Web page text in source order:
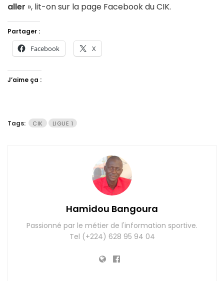
aller », lit-on sur la page Facebook du CIK.
Partager :
Facebook X
J’aime ça :
Tags: CIK LIGUE 1
Hamidou Bangoura
Passionné par le métier de l'information sportive.
Tel (+224) 628 95 94 04